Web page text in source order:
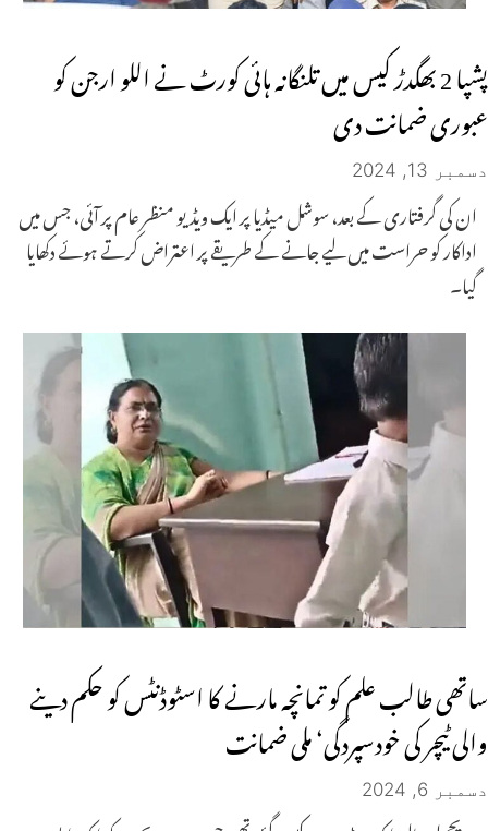
پشپا 2 بھگدڑ کیس میں تلنگانہ ہائی کورٹ نے اللو ارجن کو
عبوری ضمانت دی
دسمبر 13, 2024
ان کی گرفتاری کے بعد، سوشل میڈیا پر ایک ویڈیو منظر عام پر آئی، جس میں
اداکار کو حراست میں لیے جانے کے طریقے پر اعتراض کرتے ہوئے دکھایا
گیا۔
ساتھی طالب علم کو تمانچہ مارنے کا اسٹوڈنٹس کو حکم دینے
والی ٹیچر کی خودسپردگی‘ ملی ضمانت
دسمبر 6, 2024